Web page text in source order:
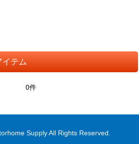
テム
0件
Supply All Rights Reserved.